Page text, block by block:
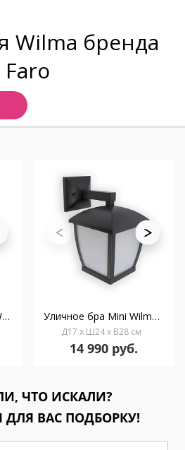
Wilma бренда
Faro
Уличный светильник Wilma темно-серый Уличное бра Mini Wilma темно-серое
Д17 x Ш24 x В28 см
14 990 руб.
ЧТО ИСКАЛИ?
ВАС ПОДБОРКУ!